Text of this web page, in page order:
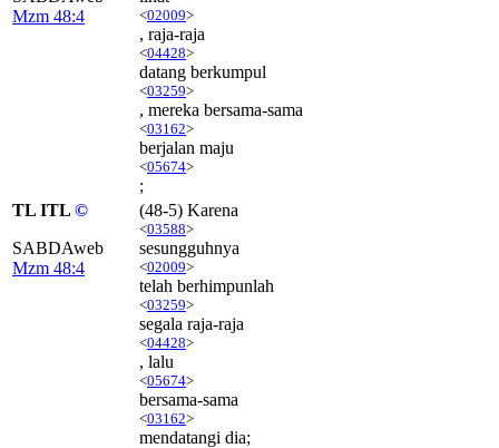
Mzm 48:4
<02009>
, raja-raja
<04428>
datang berkumpul
<03259>
, mereka bersama-sama
<03162>
berjalan maju
<05674>
;
TL ITL ©
SABDAweb
Mzm 48:4
(48-5) Karena
<03588>
sesungguhnya
<02009>
telah berhimpunlah
<03259>
segala raja-raja
<04428>
, lalu
<05674>
bersama-sama
<03162>
mendatangi dia;